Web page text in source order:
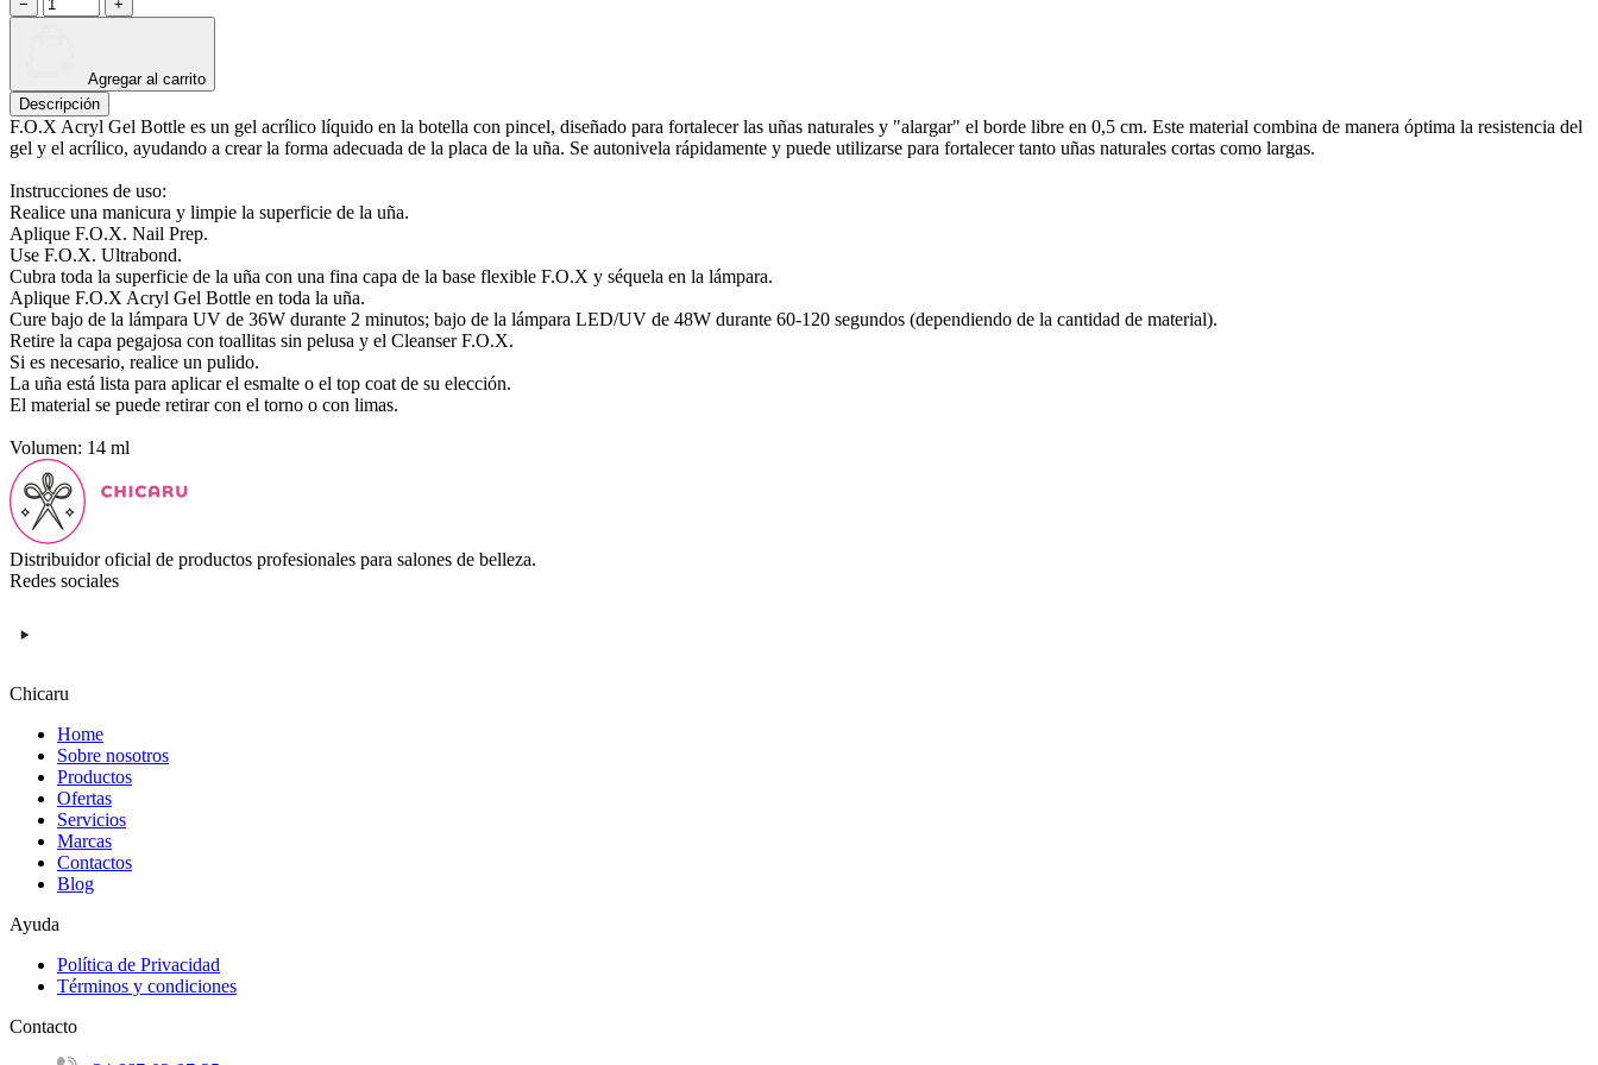
− +
Agregar al carrito
Descripción
F.O.X Acryl Gel Bottle es un gel acrílico líquido en la botella con pincel, diseñado para fortalecer las uñas naturales y "alargar" el borde libre en 0,5 cm. Este material combina de manera óptima la resistencia del
gel y el acrílico, ayudando a crear la forma adecuada de la placa de la uña. Se autonivela rápidamente y puede utilizarse para fortalecer tanto uñas naturales cortas como largas.
Instrucciones de uso:
Realice una manicura y limpie la superficie de la uña.
Aplique F.O.X. Nail Prep.
Use F.O.X. Ultrabond.
Cubra toda la superficie de la uña con una fina capa de la base flexible F.O.X y séquela en la lámpara.
Aplique F.O.X Acryl Gel Bottle en toda la uña.
Cure bajo de la lámpara UV de 36W durante 2 minutos; bajo de la lámpara LED/UV de 48W durante 60-120 segundos (dependiendo de la cantidad de material).
Retire la capa pegajosa con toallitas sin pelusa y el Cleanser F.O.X.
Si es necesario, realice un pulido.
La uña está lista para aplicar el esmalte o el top coat de su elección.
El material se puede retirar con el torno o con limas.
Volumen: 14 ml
Distribuidor oficial de productos profesionales para salones de belleza.
Redes sociales
Chicaru
Home
Sobre nosotros
Productos
Ofertas
Servicios
Marcas
Contactos
Blog
Ayuda
Política de Privacidad
Términos y condiciones
Contacto